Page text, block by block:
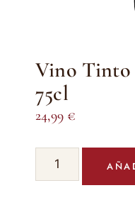
Vino Tinto
75cl
24,99 €
Vino
Tinto